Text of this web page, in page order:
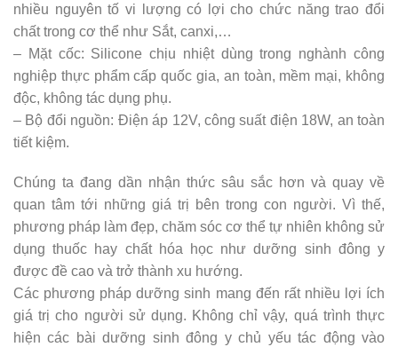
nhiều nguyên tố vi lượng có lợi cho chức năng trao đổi
chất trong cơ thể như Sắt, canxi,…
– Mặt cốc: Silicone chịu nhiệt dùng trong nghành công
nghiệp thực phẩm cấp quốc gia, an toàn, mềm mại, không
độc, không tác dụng phụ.
– Bộ đổi nguồn: Điện áp 12V, công suất điện 18W, an toàn
tiết kiệm.
Chúng ta đang dần nhận thức sâu sắc hơn và quay về
quan tâm tới những giá trị bên trong con người. Vì thế,
phương pháp làm đẹp, chăm sóc cơ thể tự nhiên không sử
dụng thuốc hay chất hóa học như dưỡng sinh đông y
được đề cao và trở thành xu hướng.
Các phương pháp dưỡng sinh mang đến rất nhiều lợi ích
giá trị cho người sử dụng. Không chỉ vậy, quá trình thực
hiện các bài dưỡng sinh đông y chủ yếu tác động vào